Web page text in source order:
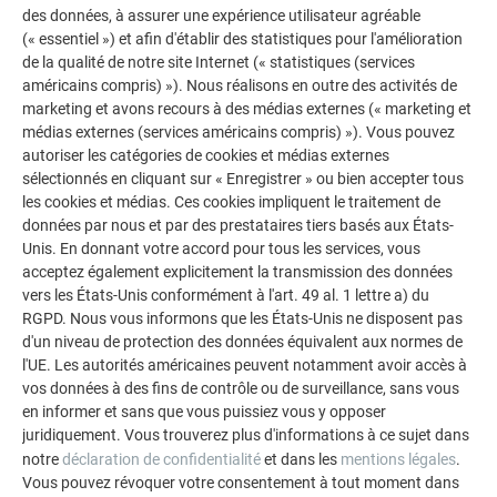
également prendre des mesures de protection contre la
neige et les définir avec le propriétaire.
La largeur des bacs et l’espacement des pattes doivent être
adaptés aux charges au vent du site et du bâtiment. En cas
de fortes charges au vent, l’espacement des pattes et la
largeur des bacs doivent être réduits. Vous trouverez des
tableaux simplifiés concernant les dimensions dans les
normes et règles professionnelles correspondantes ou au
chapitre « Façonnage et pose » de ce document.
REMARQUE
Afin d’obtenir une aide pour les calculs concernant les
bâtiments situés dans des zones particulièrement
exposées, contactez le service technique produit de
PREFA à l’adresse e-mail technique.fr@prefa.com.
des données, à assurer une expérience utilisateur agréable
(« essentiel ») et afin d'établir des statistiques pour l'amélioration
de la qualité de notre site Internet (« statistiques (services
américains compris) »). Nous réalisons en outre des activités de
marketing et avons recours à des médias externes (« marketing et
médias externes (services américains compris) »). Vous pouvez
autoriser les catégories de cookies et médias externes
sélectionnés en cliquant sur « Enregistrer » ou bien accepter tous
les cookies et médias. Ces cookies impliquent le traitement de
données par nous et par des prestataires tiers basés aux États-
Unis. En donnant votre accord pour tous les services, vous
acceptez également explicitement la transmission des données
vers les États-Unis conformément à l'art. 49 al. 1 lettre a) du
RGPD. Nous vous informons que les États-Unis ne disposent pas
d'un niveau de protection des données équivalent aux normes de
l'UE. Les autorités américaines peuvent notamment avoir accès à
vos données à des fins de contrôle ou de surveillance, sans vous
en informer et sans que vous puissiez vous y opposer
juridiquement. Vous trouverez plus d'informations à ce sujet dans
notredéclaration de confidentialitéet dans les mentions légales.
Vous pouvez révoquer votre consentement à tout moment dans